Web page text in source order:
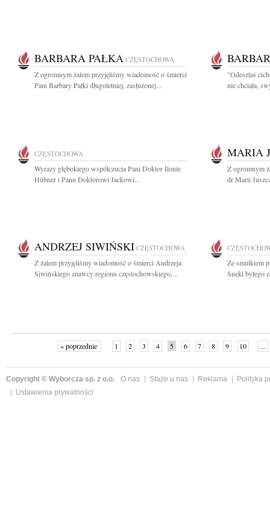
BARBARA PAŁKA CZĘSTOCHOWA
Z ogromnym żalem przyjęliśmy wiadomość o śmierci
Pani Barbary Pałki długoletniej, zasłużonej...
"Odeszłaś
nie chciała,
CZĘSTOCHOWA
Wyrazy głębokiego współczucia Pani Doktor Ilonie
Hübner i Panu Doktorowi Jackowi...
MARIA
Z ogromnym
dr Marii
ANDRZEJ SIWIŃSKI CZĘSTOCHOWA
Z żalem przyjęliśmy wiadomość o śmierci Andrzeja
Siwińskiego znawcy regionu częstochowskiego,...
Ze smutkiem
Sneki byłego
« poprzednie 1 2 3 4 5 6 7 8 9 10 ...
Copyright © Wyborcza sp. z o.o. O nas Staże u nas Reklama
Polityka
Ustawienia prywatności